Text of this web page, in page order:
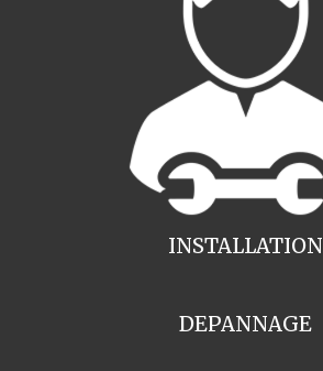
INSTALLATION
DEPANNAGE